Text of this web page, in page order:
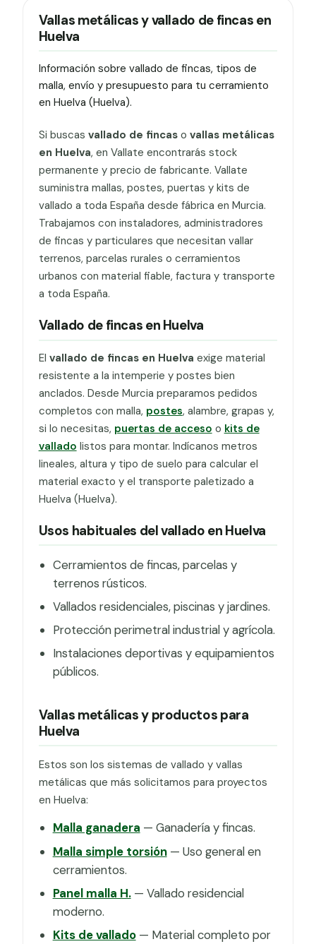
Vallas metálicas y vallado de fincas en
Huelva
Información sobre vallado de fincas, tipos de
malla, envío y presupuesto para tu cerramiento
en Huelva (Huelva).
Si buscas vallado de fincaso vallas metálicas
en Huelva, en Vallate encontrarás stock
permanente y precio de fabricante. Vallate
suministra mallas, postes, puertas y kits de
vallado a toda España desde fábrica en Murcia.
Trabajamos con instaladores, administradores
de fincas y particulares que necesitan vallar
terrenos, parcelas rurales o cerramientos
urbanos con material fiable, factura y transporte
a toda España.
Vallado de fincas en Huelva
El vallado de fincas en Huelva exige material
resistente a la intemperie y postes bien
anclados. Desde Murcia preparamos pedidos
completos con malla, postes, alambre, grapas y,
si lo necesitas, puertas de acceso o kits de
vallado listos para montar. Indícanos metros
lineales, altura y tipo de suelo para calcular el
material exacto y el transporte paletizado a
Huelva (Huelva).
Usos habituales del vallado en Huelva
Cerramientos de fincas, parcelas y
terrenos rústicos.
Vallados residenciales, piscinas y jardines.
Protección perimetral industrial y agrícola.
Instalaciones deportivas y equipamientos
públicos.
Vallas metálicas y productos para
Huelva
Estos son los sistemas de vallado y vallas
metálicas que más solicitamos para proyectos
en Huelva:
Malla ganadera — Ganadería y fincas.
Malla simple torsión— Uso general en
cerramientos.
Panel malla H.— Vallado residencial
moderno.
Kits de vallado— Material completo por